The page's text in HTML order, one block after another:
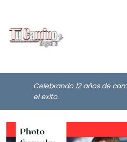
Celebrando 12 años de
el exito.
Mbappe x Real